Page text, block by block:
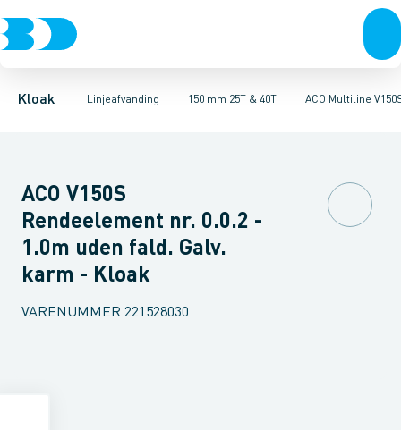
Kloak Linjeafvanding
Rør & fittingsBrøndeBrøndgodsLinjeafvanding Tanke,
150 mm 25T & 40T
100 mm 1,5T, 12,5T & 25T 100 mm 25T & 40T 100 mm 90T 150
ACO Multiline
ULMA MULTIV+ 150. Galvaniseret ULMA MULTIV+ 150.
ACO V150S
Rendeelement nr. 0.0.2 -
1.0m uden fald. Galv.
karm - Kloak
VARENUMMER 221528030